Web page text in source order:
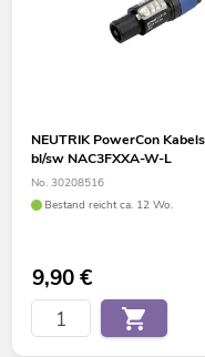
NEUTRIK PowerCon
bl/sw NAC3FXXA-W-L
No. 30208516
Bestand reicht ca. 12 Wo.
9,90€